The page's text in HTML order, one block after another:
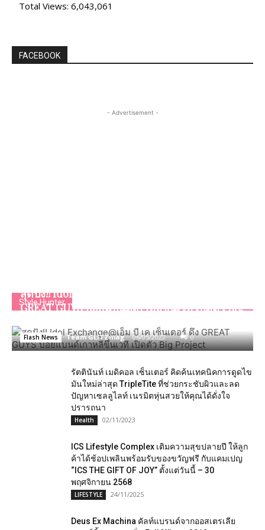
Total Views: 6,043,061
FACEBOOK
- Advertisement -
Style Hunter
สุดปัง!! Idol Exchange@เอ็ม บี เค เซ็นเตอร์ ดึง
GREAT GUYS บอยแบนด์เกาหลีขึ้นเวที เปิดตัว Big
Flash News Team GLITZmag - 06/05/2022 0
รัตตินันท์ เมดิคอล เซ็นเตอร์ คิดค้นเทคนิคการดูดไข
มันใหม่ล่าสุด TripleTite ที่ช่วยกระชับผิวและลด
ปัญหาเซลลูไลท์ เนรมิตหุ่นสวยให้คุณได้ดั่งใจ
ปรารถนา
Health 02/11/2023
ICS Lifestyle Complex เติมความสุขปลายปี ให้ลูก
ค้าได้ช้อปเพลินพร้อมรับของขวัญฟรี กับแคมเปญ
“ICS THE GIFT OF JOY” ตั้งแต่วันนี้ – 30
พฤศจิกายน 2568
LIFESTYLE 24/11/2025
Deus Ex Machina คัลท์แบรนด์จากออสเตรเลีย